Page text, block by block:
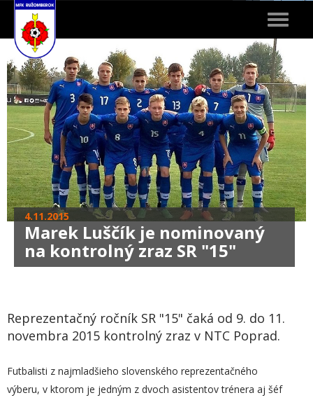
Toggle
4.11.2015
Marek Luščík je nominovaný
na kontrolný zraz SR "15"
Reprezentačný ročník SR "15" čaká od 9. do 11.
novembra 2015 kontrolný zraz v NTC Poprad.
Futbalisti z najmladšieho slovenského reprezentačného
výberu, v ktorom je jedným z dvoch asistentov trénera aj šéf